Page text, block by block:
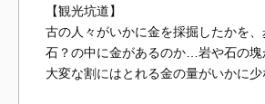
【観光坑道】
古の人々がいかに金を採掘したかを
石？の中に金があるのか…岩や石の
大変な割にはとれる金の量がいかに